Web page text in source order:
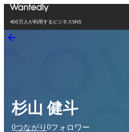
400万人が利用するビジネスSNS
杉山 健斗
0つながり 0フォロワー